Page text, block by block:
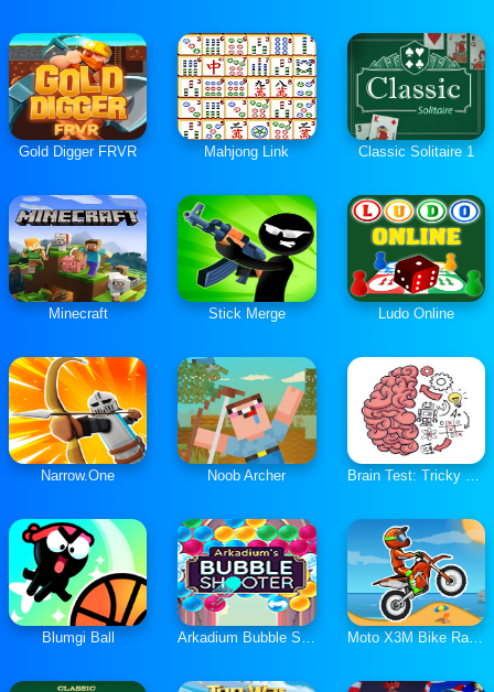
Gold Digger FRVR Mahjong Link Classic Solitaire 1
Minecraft Stick Merge Ludo Online
Narrow.One Noob Archer Brain Test: Tricky Puzzles
Blumgi Ball Arkadium Bubble Shooter Moto X3M Bike Race Game